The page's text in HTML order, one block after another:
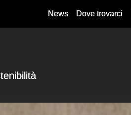
News Dove trovarci